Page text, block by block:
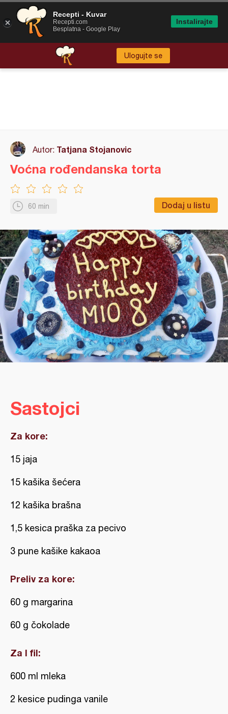
Ulogujte se
Autor: Tatjana Stojanovic
60 min Dodaj u listu
Voćna rođendanska torta
Sastojci
Za kore:
15 jaja
15 kašika šećera
12 kašika brašna
1,5 kesica praška za pecivo
3 pune kašike kakaoa
Preliv za kore:
60 g margarina
60 g čokolade
Za I fil:
600 ml mleka
2 kesice pudinga vanile
Recepti - Kuvar
Recepti.com
Besplatna - Google Play
Instalirajte